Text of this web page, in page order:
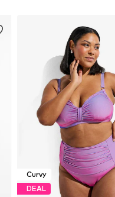
Curvy
DEAL